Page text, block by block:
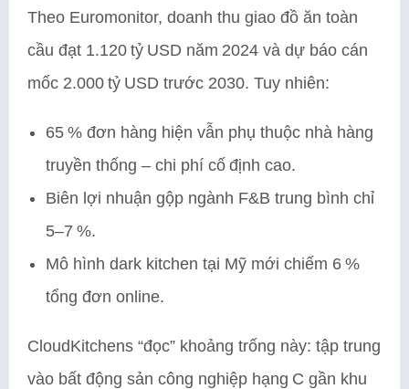
Theo Euromonitor, doanh thu giao đồ ăn toàn
cầu đạt 1.120 tỷ USD năm 2024 và dự báo cán
mốc 2.000 tỷ USD trước 2030. Tuy nhiên:
65 % đơn hàng hiện vẫn phụ thuộc nhà hàng
truyền thống – chi phí cố định cao.
Biên lợi nhuận gộp ngành F&B trung bình chỉ
5–7 %.
Mô hình dark kitchen tại Mỹ mới chiếm 6 %
tổng đơn online.
CloudKitchens “đọc” khoảng trống này: tập trung
vào bất động sản công nghiệp hạng C gần khu